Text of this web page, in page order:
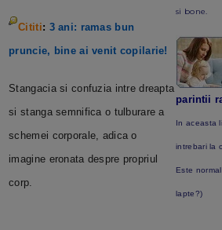
Cititi: 3 ani: ramas bun
pruncie, bine ai venit copilarie!
Stangacia si confuzia intre dreapta
si stanga semnifica o tulburare a
schemei corporale, adica o
imagine eronata despre propriul
corp.
si bone.
parintii
In aceasta
intrebari la
Este
lapte?)